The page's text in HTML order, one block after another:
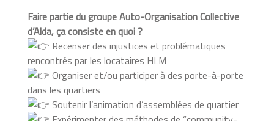
Faire partie du groupe Auto-Organisation Collective
d’Alda, ça consiste en quoi ?
Recenser des injustices et problématiques
rencontrés par les locataires HLM
Organiser et/ou participer à des porte-à-porte
dans les quartiers
Soutenir l’animation d’assemblées de quartier